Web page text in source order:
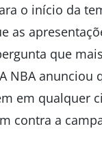
o início da
as
que
NBA
em qualquer
contra a